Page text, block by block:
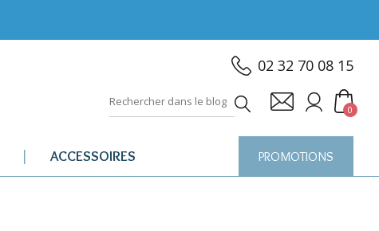
02 32 70 08 15
0
ACCESSOIRES PROMOTIONS